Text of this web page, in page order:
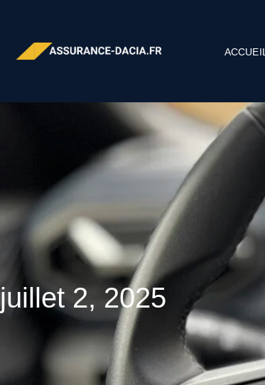
ACCUEIL
juillet 2, 2025